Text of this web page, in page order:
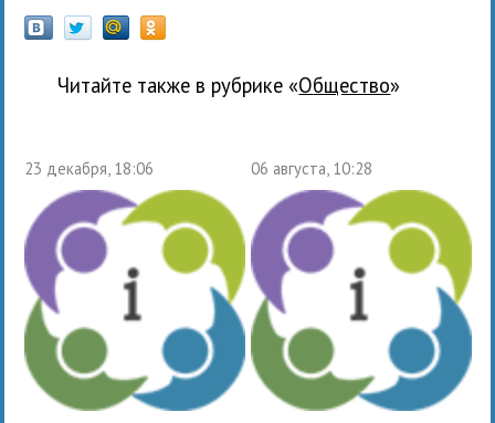
Читайте также в рубрике « общество»
23 декабря, 18:06 06 августа, 10:28